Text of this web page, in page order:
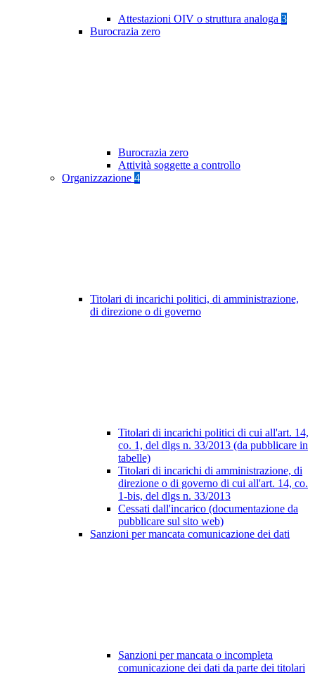
Attestazioni OIV o struttura analoga 3
Burocrazia zero
Burocrazia zero
Attività soggette a controllo
Organizzazione 4
Titolari di incarichi politici, di amministrazione,
di direzione o di governo
Titolari di incarichi politici di cui all'art. 14,
co. 1, del dlgs n. 33/2013 (da pubblicare in
tabelle)
Titolari di incarichi di amministrazione, di
direzione o di governo di cui all'art. 14, co.
1-bis, del dlgs n. 33/2013
Cessati dall'incarico (documentazione da
pubblicare sul sito web)
Sanzioni per mancata comunicazione dei dati
Sanzioni per mancata o incompleta
comunicazione dei dati da parte dei titolari